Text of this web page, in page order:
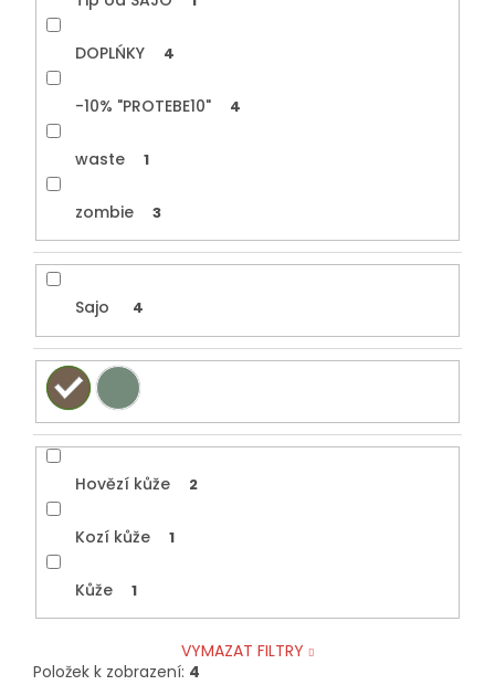
DOPLŃKY 4
-10% "PROTEBE10" 4
waste 1
zombie 3
Sajo 4
Hovězí kůže 2
Kozí kůže 1
Kůže 1
VYMAZAT FILTRY
Položek k zobrazení: 4